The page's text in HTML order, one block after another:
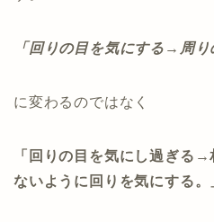
「回りの目を気にする→周り
に変わるのではなく
「回りの目を気にし過ぎる
ないように回りを気にする。